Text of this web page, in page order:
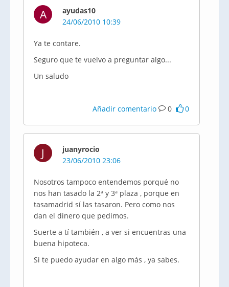
A
ayudas10
24/06/2010 10:39
Ya te contare.
Seguro que te vuelvo a preguntar algo...
Un saludo
Añadir comentario 0 0
J
juanyrocio
23/06/2010 23:06
Nosotros tampoco entendemos porqué no
nos han tasado la 2ª y 3ª plaza , porque en
tasamadrid sí las tasaron. Pero como nos
dan el dinero que pedimos.
Suerte a tí también , a ver si encuentras una
buena hipoteca.
Si te puedo ayudar en algo más , ya sabes.